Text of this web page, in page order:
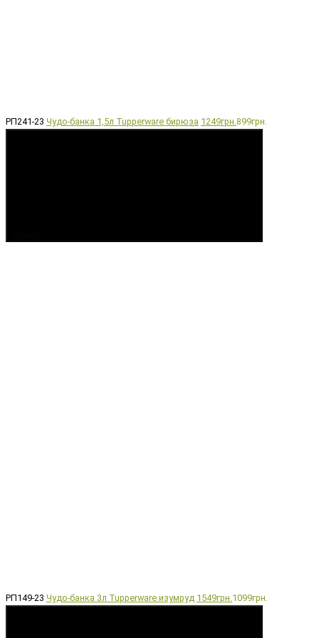
РП241-23 Чудо-банка 1,5л Tupperware бирюза 1249грн. 899грн.
РП149-23 Чудо-банка 3л Tupperware изумруд 1549грн. 1099грн.